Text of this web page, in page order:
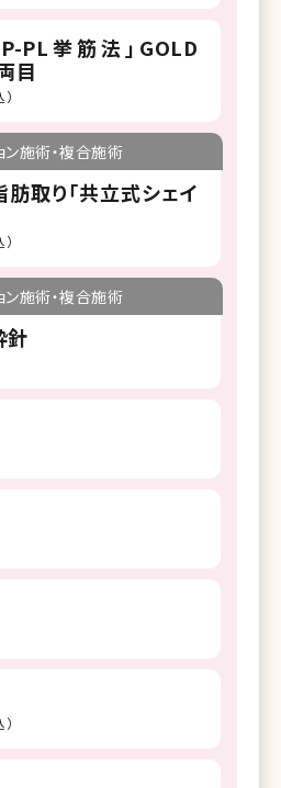
PL挙筋法」GOLD
目
ン施術・複合施術
取り「共立式シェイ
ン施術・複合施術
針